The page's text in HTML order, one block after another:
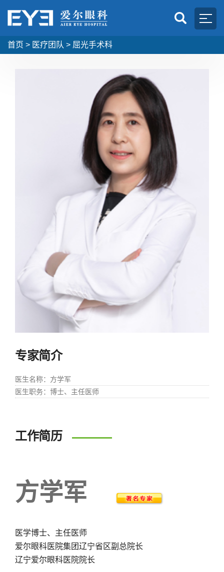
首页 > 医疗团队 > 屈光手术科
专家简介
医生名称：方学军
医生职务：博⼠、主任医师
工作简历
方学军
医学博⼠、主任医师
爱尔眼科医院集团辽宁省区副总院⻓
辽宁爱尔眼科医院院⻓